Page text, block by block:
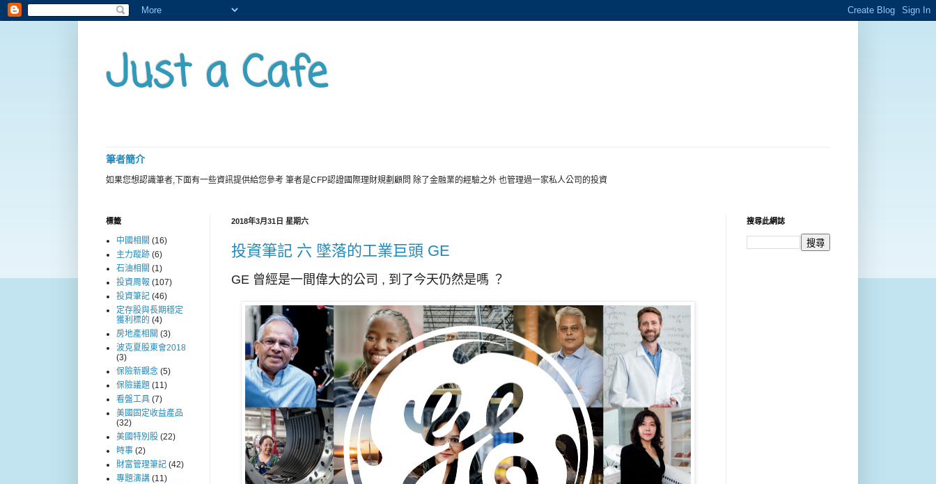
Just a Cafe
筆者簡介
如果您想認識筆者,下面有一些資訊提供給您參考 筆者是CFP認證國際理財規劃顧問 除了金融業的經驗之外 也管理過一家私人公司的投資
2018年3月31日 星期六
投資筆記 六 墜落的工業巨頭 GE
GE 曾經是一間偉大的公司 , 到了今天仍然是嗎 ？
標籤
中國相關 (16)
主力蹤跡 (6)
石油相關 (1)
投資周報 (107)
投資筆記 (46)
定存股與長期穩定
獲利標的 (4)
房地產相關 (3)
波克夏股東會2018
(3)
保險新觀念 (5)
保險議題 (11)
看盤工具 (7)
美國固定收益產品
(32)
美國特別股 (22)
時事 (2)
財富管理筆記 (42)
專題演講 (11)
搜尋此網誌